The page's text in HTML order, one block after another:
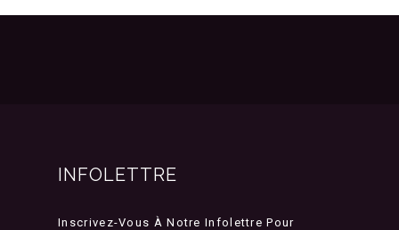
INFOLETTRE
Inscrivez-Vous À Notre Infolettre Pour